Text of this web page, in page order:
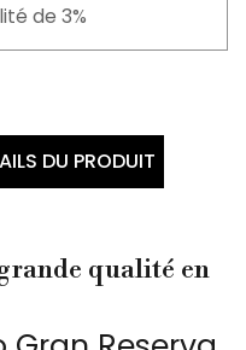
de 3%
DU PRODUIT
qualité en